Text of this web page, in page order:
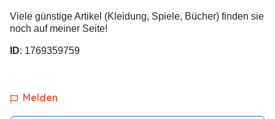
Viele günstige Artikel (Kleidung, Spiele, Bücher) finden sie
noch auf meiner Seite!
ID: 1769359759
Melden